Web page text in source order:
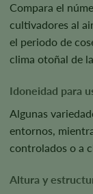
Compara el
cultivadores al
el periodo de
clima otoñal de
Idoneidad para
Algunas
entornos,
controlados o a
Altura y